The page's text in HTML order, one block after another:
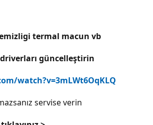
termal macun vb
güncelleştirin
watch?v=3mLWt6OqKLQ
servise verin